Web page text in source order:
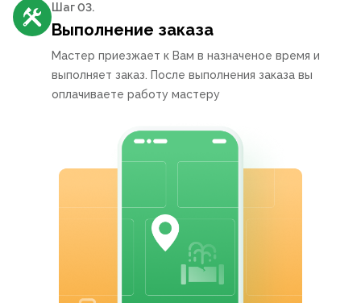
Шаг 03.
Выполнение заказа
Мастер приезжает к Вам в назначеное время и
выполняет заказ. После выполнения заказа вы
оплачиваете работу мастеру